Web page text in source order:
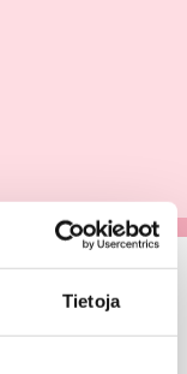
Tietoja